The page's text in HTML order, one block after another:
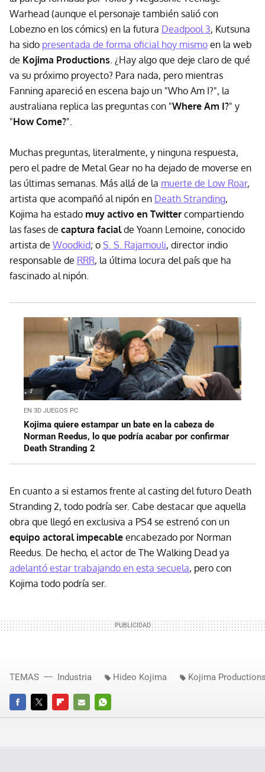
Warhead (aunque el personaje también salió con
Lobezno en los cómics) en la futura Deadpool 3, Kutsuna
ha sido presentada de forma oficial hoy mismo en la web
de Kojima Productions . ¿Hay algo que deje claro de qué
va su próximo proyecto? Para nada, pero mientras
Fanning apareció en escena bajo un "Who Am I?", la
australiana replica las preguntas con "Where Am I?" y
"How Come?".
Muchas preguntas, literalmente, y ninguna respuesta,
pero el padre de Metal Gear no ha dejado de moverse en
las últimas semanas. Más allá de la muerte de Low Roar,
artista que acompañó al nipón en Death Stranding,
Kojima ha estado muy activo en Twitter compartiendo
las fases de captura facialde Yoann Lemoine, conocido
artista de Woodkid; o S. S. Rajamouli, director indio
responsable de RRR, la última locura del país que ha
fascinado al nipón.
EN 3D JUEGOS PC
Kojima quiere estampar un bate en la cabeza de
Norman Reedus, lo que podría acabar por confirmar
Death Stranding 2
En cuanto a si estamos frente al casting del futuro Death
Stranding 2, todo podría ser. Cabe destacar que aquella
obra que llegó en exclusiva a PS4 se estrenó con un
equipo actoral impecable encabezado por Norman
Reedus. De hecho, el actor de The Walking Dead ya
adelantó estar trabajando en esta secuela, pero con
Kojima todo podría ser.
FACEBOOKTWITTERFLIPBOARD
E-
WHATSAPP
TEMAS Industria Hideo Kojima Kojima